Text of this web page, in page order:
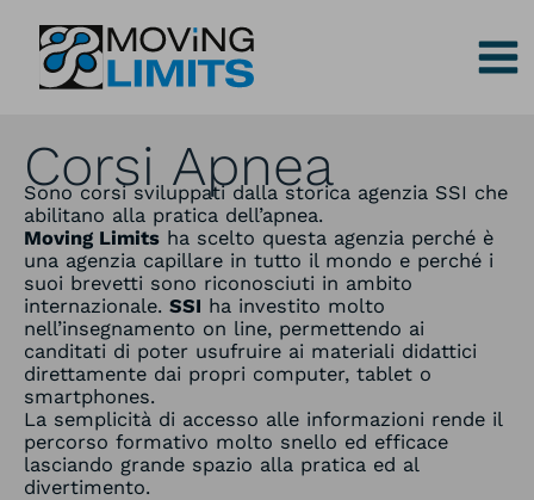
contenuto
Corsi Apnea
Sono corsi sviluppati dalla storica agenzia SSI che
abilitano alla pratica dell’apnea.
Moving Limits ha scelto questa agenzia perché è
una agenzia capillare in tutto il mondo e perché i
suoi brevetti sono riconosciuti in ambito
internazionale. SSI ha investito molto
nell’insegnamento on line, permettendo ai
canditati di poter usufruire ai materiali didattici
direttamente dai propri computer, tablet o
smartphones.
La semplicità di accesso alle informazioni rende il
percorso formativo molto snello ed efficace
lasciando grande spazio alla pratica ed al
divertimento.